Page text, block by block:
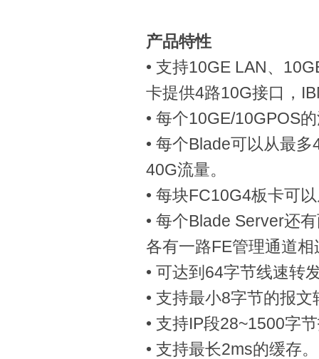
产品特性
• 支持10GE LAN、
卡提供4路10G接口，
• 每个10GE/10GPOS
• 每个Blade可以从最多
40G流量。
• 每块FC10G4板卡可
• 每个Blade Server还
各有一路FE管理通道相
• 可达到 64字节线速转
• 支持最小8字节的报文
• 支持IP段28~1500字
• 支持最长2ms的缓存。